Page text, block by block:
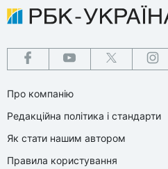
Про компанію
Редакційна політика і стандарти
Як стати нашим автором
Правила користування